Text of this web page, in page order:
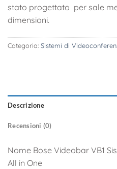
stato progettato per sale
dimensioni.
Categoria: Sistemi di
Descrizione
Recensioni (0)
Nome Bose Videobar VB1
All in One